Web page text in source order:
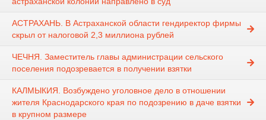
АСТРАХАНЬ. В Астраханской области гендиректор фирмы
скрыл от налоговой 2,3 миллиона рублей
ЧЕЧНЯ. Заместитель главы администрации сельского
поселения подозревается в получении взятки
КАЛМЫКИЯ. Возбуждено уголовное дело в отношении
жителя Краснодарского края по подозрению в даче взятки
в крупном размере